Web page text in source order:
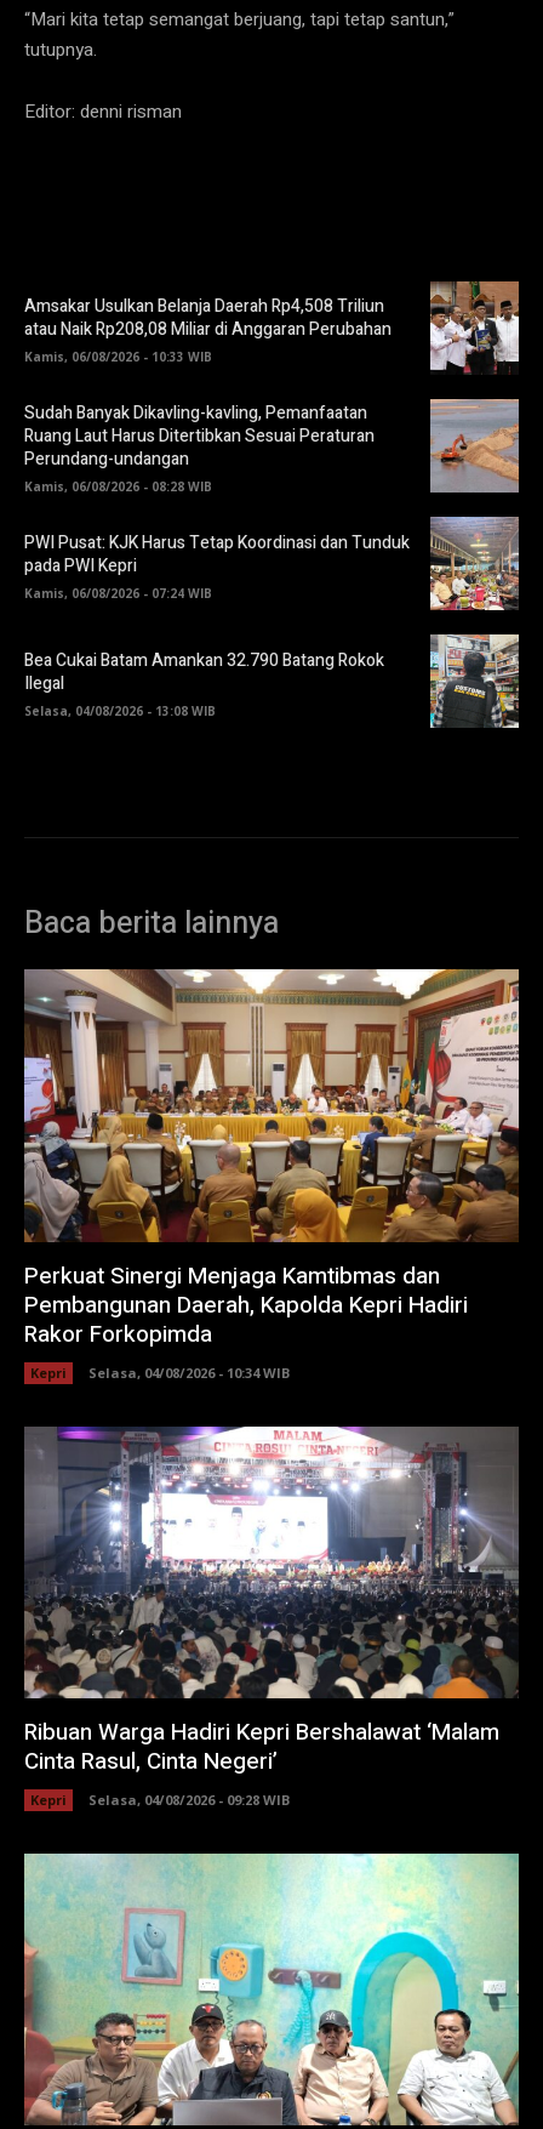
“Mari kita tetap semangat berjuang, tapi tetap santun,”
tutupnya.
Editor: denni risman
Amsakar Usulkan Belanja Daerah Rp4,508 Triliun
atau Naik Rp208,08 Miliar di Anggaran Perubahan
Kamis, 06/08/2026 - 10:33 WIB
Sudah Banyak Dikavling-kavling, Pemanfaatan
Ruang Laut Harus Ditertibkan Sesuai Peraturan
Perundang-undangan
Kamis, 06/08/2026 - 08:28 WIB
PWI Pusat: KJK Harus Tetap Koordinasi dan Tunduk
pada PWI Kepri
Kamis, 06/08/2026 - 07:24 WIB
Bea Cukai Batam Amankan 32.790 Batang Rokok
Ilegal
Selasa, 04/08/2026 - 13:08 WIB
Baca berita lainnya
Perkuat Sinergi Menjaga Kamtibmas dan
Pembangunan Daerah, Kapolda Kepri Hadiri
Rakor Forkopimda
Kepri Selasa, 04/08/2026 - 10:34 WIB
Ribuan Warga Hadiri Kepri Bershalawat ‘Malam
Cinta Rasul, Cinta Negeri’
Kepri Selasa, 04/08/2026 - 09:28 WIB